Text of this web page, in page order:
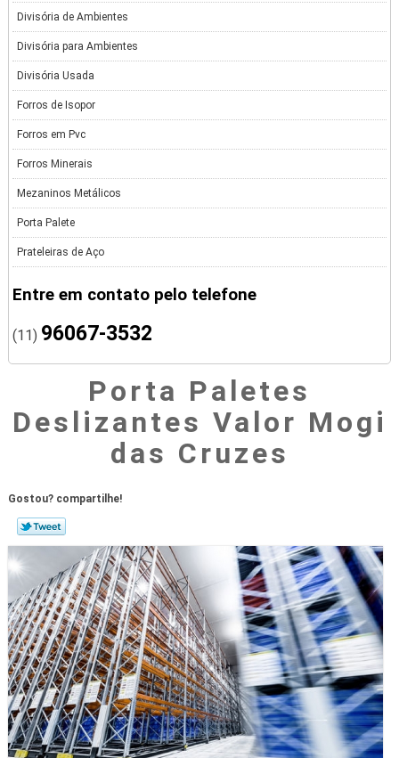
Divisória de Ambientes
Divisória para Ambientes
Divisória Usada
Forros de Isopor
Forros em Pvc
Forros Minerais
Mezaninos Metálicos
Porta Palete
Prateleiras de Aço
Entre em contato pelo telefone
(11) 96067-3532
Porta Paletes
Deslizantes Valor Mogi
das Cruzes
Gostou? compartilhe!